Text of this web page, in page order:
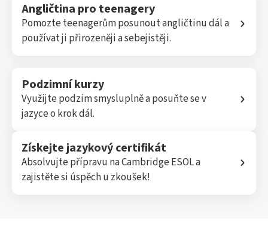
Angličtina pro teenagery
Pomozte teenagerům posunout angličtinu dál a
používat ji přirozeněji a sebejistěji.
Podzimní kurzy
Využijte podzim smysluplně a posuňte se v
jazyce o krok dál.
Získejte jazykový certifikát
Absolvujte přípravu na Cambridge ESOL a
zajistěte si úspěch u zkoušek!